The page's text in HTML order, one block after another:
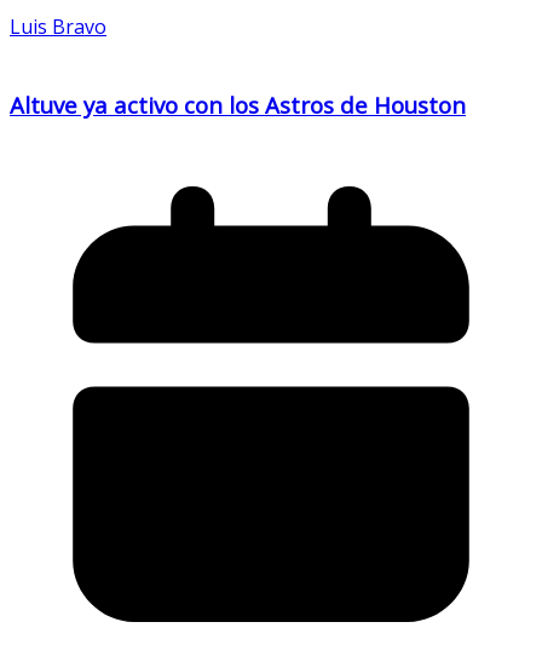
Luis Bravo
Altuve ya activo con los Astros de Houston